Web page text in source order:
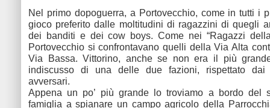
Nel primo dopoguerra, a Portovecchio, come in tutti i
gioco preferito dalle moltitudini di ragazzini di quegli
dei banditi e dei cow boys. Come nei “Ragazzi
Portovecchio si confrontavano quelli della Via Alta
Via Bassa. Vittorino, anche se non era il più
indiscusso di una delle due fazioni, rispettato
avversari.
Appena un po’ più grande lo troviamo a bordo del
famiglia a spianare un campo agricolo della